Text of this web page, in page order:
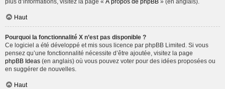
Haut
Pourquoi la fonctionnalité X n’est pas disponible ?
Ce logiciel a été développé et mis sous licence par phpBB Limited. Si vous
pensez qu’une fonctionnalité nécessite d’être ajoutée, visitez la page
phpBB Ideas (en anglais) où vous pouvez voter pour des idées proposées ou
en suggérer de nouvelles.
Haut